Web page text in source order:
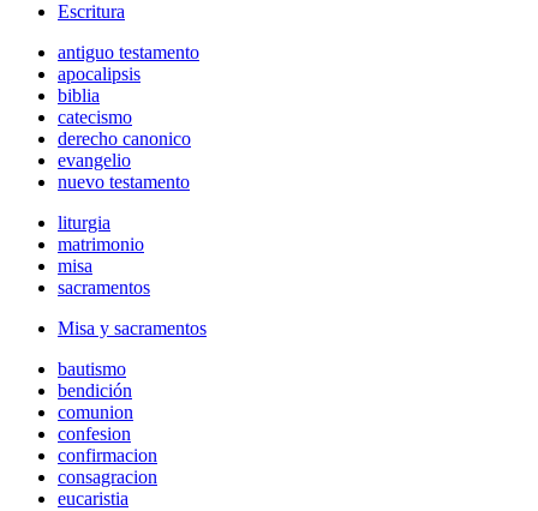
Escritura
antiguo testamento
apocalipsis
biblia
catecismo
derecho canonico
evangelio
nuevo testamento
liturgia
matrimonio
misa
sacramentos
Misa y sacramentos
bautismo
bendición
comunion
confesion
confirmacion
consagracion
eucaristia